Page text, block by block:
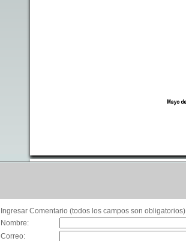
Ingresar Comentario (todos los campos son obligatorios)
Nombre:
Correo: